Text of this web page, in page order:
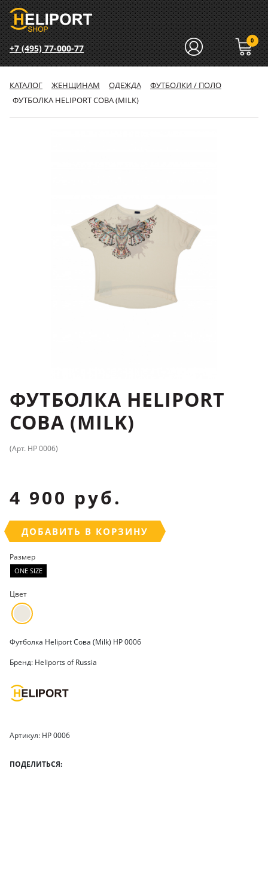
+7 (495) 77-000-77
0
КАТАЛОГ ЖЕНЩИНАМ ОДЕЖДА
ФУТБОЛКИ / ПОЛО
ФУТБОЛКА HELIPORT СОВА (MILK)
ФУТБОЛКА HELIPORT
СОВА (MILK)
(Арт. HP 0006)
4 900 руб.
ДОБАВИТЬ В КОРЗИНУ
Размер
ONE SIZE
Цвет
Футболка Heliport Сова (Milk) HP 0006
Бренд: Heliports of Russia
Артикул: HP 0006
ПОДЕЛИТЬСЯ: